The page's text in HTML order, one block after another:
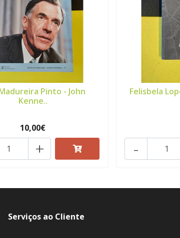
Pinto - John
Kenne..
10,00€
+
Felisbela
-
Serviços ao Cliente